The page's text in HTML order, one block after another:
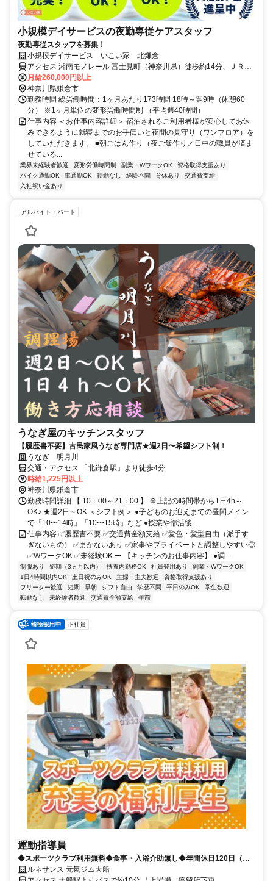
小規模デイサービスの夜勤専従ケアスタッフ
夜勤専従スタッフを募集！
小規模デイサービス いこい家 北鎌倉
アクセス 湘南モノレール 富士見町（神奈川県）徒歩約14分、ＪＲ横
須賀線 北鎌倉表口徒歩約15分、湘南モノレール 大船徒歩約15分 JR
各線「大船駅」より徒歩15分
月給260,000円以上
神奈川県鎌倉市
勤務時間 総労働時間：1ヶ月あたり173時間 18時～翌9時（休憩60
分） ※1ヶ月単位の変形労働時間制 （平均週40時間）
仕事内容 ＜お仕事内容詳細＞ 宿泊されるご利用者様が安心してお休
みできるように就寝までのお手伝いと夜間の見守り（ワンフロア）を
していただきます。 ■朝ごはん作り（夜ご飯作り／日中の職員が済ま
せている...
業界未経験者歓迎 変形労働時間制 副業・WワークOK
資格取得支援あり
バイク通勤OK
車通勤OK 転勤なし 経験不問 育休あり
交通費支給
入社祝い金あり
アルバイト・パート
うなぎ屋のキッチンスタッフ
【履歴書不要】古民家風うなぎ専門店★週2日〜希望シフト制！
うなぎ 明月川
交通・アクセス 「北鎌倉駅」より徒歩4分
時給1,225円以上
神奈川県鎌倉市
勤務時間詳細 【 10：00～21：00 】 ※上記の時間帯から1日4h～
OK♪ ★週2日～OK ＜シフト例＞ ●⼦どものお迎えまでの昼間メイン
で「10〜14時」「10〜15時」など ●授業や部活後...
仕事内容 ✅履歴書不要 ✅交通費全額支給 ✅髪色・髪型自由（派手す
ぎないもの） ✅まかないあり ✅家事やプライベートと調整しやすい◎
✅WワークOK ✅未経験OK ー 【キッチンのお仕事内容】 ●調...
制服あり 短期（3ヵ月以内） 扶養内勤務OK 社員登用あり
副業・WワークOK
1日4時間以内OK
土日祝のみOK 主婦・主夫歓迎
資格取得支援あり
フリーター歓迎
短期 早朝 シフト自由 学歴不問 平日のみOK
学生歓迎
転勤なし
未経験者歓迎 交通費全額支給 午前
正社員
運動指導員
◆スポーツクラブ利用無料◆食事・入浴介助無し◆年間休日120日（土
日休み）◆残業少なめ
ルネサンス 元氣ジム大船